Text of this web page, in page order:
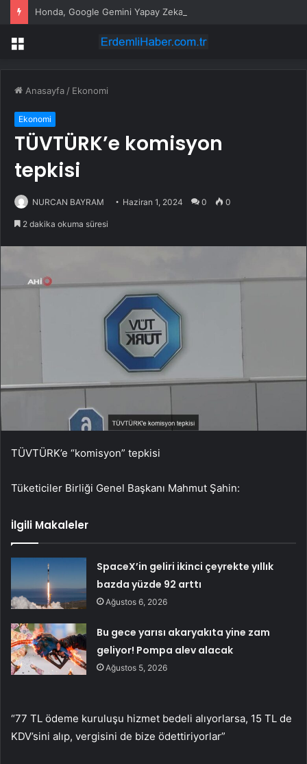
Menü
Anasayfa / Ekonomi
Ekonomi
TÜVTÜRK’e komisyon
tepkisi
NURCAN BAYRAM Haziran 1, 2024 0 0
2 dakika okuma süresi
TÜVTÜRK’e “komisyon” tepkisi
Tüketiciler Birliği Genel Başkanı Mahmut Şahin:
İlgili Makaleler
SpaceX’in geliri ikinci çeyrekte yıllık
bazda yüzde 92 arttı
Ağustos 6, 2026
Bu gece yarısı akaryakıta yine zam
geliyor! Pompa alev alacak
Ağustos 5, 2026
“77 TL ödeme kuruluşu hizmet bedeli alıyorlarsa, 15 TL de
KDV’sini alıp, vergisini de bize ödettiriyorlar”